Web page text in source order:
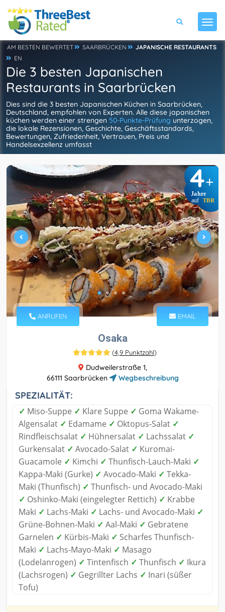
AM BESTEN BEWERTET SAARBRÜCKEN
JAPANISCHE RESTAURANTS
EN
Die 3 besten Japanischen
Restaurants in Saarbrücken
Dies sind die 3 besten Japanischen Küchen in Saarbrücken,
Deutschland, empfohlen von Experten. Alle diese japanischen
küchen werden einer strengen 50-Punkte-Prüfung unterzogen,
die lokale Rezensionen, Geschichte, Geschäftsstandards,
Bewertungen, Zufriedenheit, Vertrauen, Preis und
Handelsexzellenz umfasst
4+
Jahre
auf TBR
ANRUFEN EMAIL
Osaka
(4,9 Punktzahl)
Dudweilerstraße 1,
66111 Saarbrücken
Wegbeschreibung
SPEZIALITÄT:
✓ Miso-Suppe ✓ Klare Suppe ✓ Goma Wakame-
Algensalat ✓ Edamame ✓ Oktopus-Salat ✓
Rindfleischsalat ✓ Hühnersalat ✓ Lachssalat ✓
Gurkensalat ✓ Avocado-Salat ✓ Kuromai-
Guacamole ✓ Kimchi ✓ Thunfisch-Lauch-Maki ✓
Kappa-Maki (Gurke) ✓ Avocado-Maki ✓ Tekka-
Maki (Thunfisch) ✓ Thunfisch- und Avocado-Maki
✓ Oshinko-Maki (eingelegter Rettich) ✓ Krabbe
Maki ✓ Lachs-Maki ✓ Lachs- und Avocado-Maki ✓
Grüne-Bohnen-Maki ✓ Aal-Maki ✓ Gebratene
Garnelen ✓ Kürbis-Maki ✓ Scharfes Thunfisch-
Maki ✓ Lachs-Mayo-Maki ✓ Masago
(Lodelanrogen) ✓ Tintenfisch ✓ Thunfisch ✓ Ikura
(Lachsrogen) ✓ Gegrillter Lachs ✓ Inari (süßer
Tofu)